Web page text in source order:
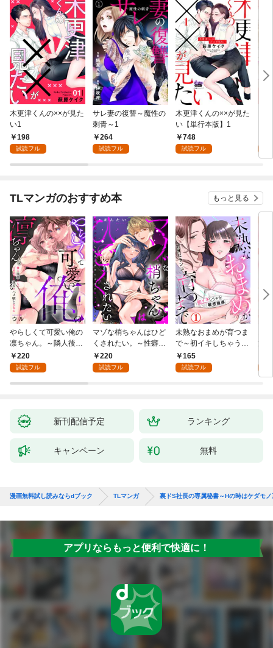
木更津くんの××が見た
い1
198
試読フル
サレ妻の復讐～魔性の
刺青～1
264
試読フル
木更津くんの××が見た
い【単行本版】1
748
試読フル
TLマンガのおすすめ本 もっと見る
やらしくて可愛い俺の
凛ちゃん。～隣人後輩
くんのイキすぎた執着
にハメ堕とされる～(1)
220
試読フル
マゾな梢ちゃんはひど
くされたい。～性癖マ
ッチした後輩と欲望の
ままにセックスしたら
220
試読フル
未熟なおまめが育つま
で～初イキしちゃう敏
感指導～1
165
試読フル
筋
1【
付
新刊配信予定 ランキング
キャンペーン 無料
漫画無料試し読みならdブック TLマンガ 裏ドS社長の専属秘書～Hの時はケダモノ
アプリならもっと便利で快適に！